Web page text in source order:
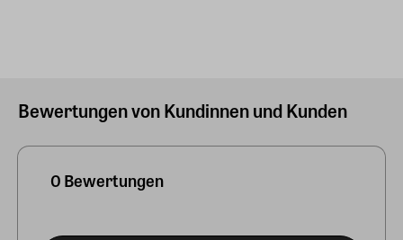
Bewertungen von Kundinnen und Kunden
0 Bewertungen